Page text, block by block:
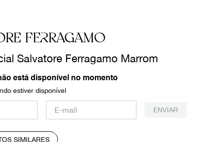
FERRAGAMO
Salvatore Ferragamo Marrom
está disponível no momento
estiver disponível
ENVIAR
SIMILARES